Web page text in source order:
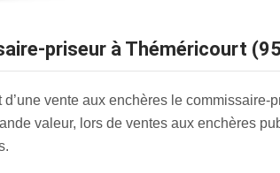
priseur à Théméricourt
vente aux enchères le
valeur, lors de ventes aux enchères